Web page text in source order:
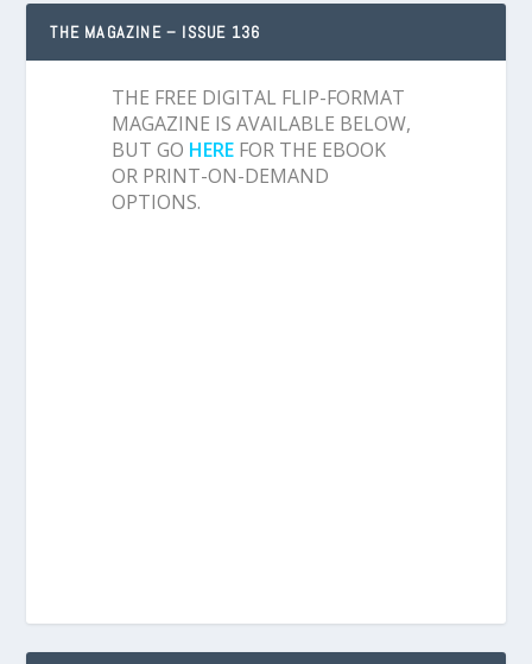
THE MAGAZINE – ISSUE 136
THE FREE DIGITAL FLIP-FORMAT
MAGAZINE IS AVAILABLE BELOW,
BUT GO HERE FOR THE EBOOK
OR PRINT-ON-DEMAND
OPTIONS.